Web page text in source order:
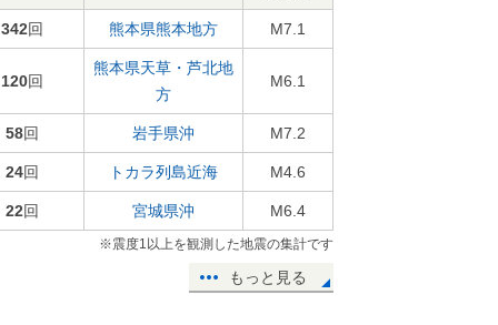
342回 熊本県熊本地方 M7.1
120回
熊本県天草・芦北地
方
M6.1
58回 岩手県沖 M7.2
24回 トカラ列島近海 M4.6
22回 宮城県沖 M6.4
※震度1以上を観測した地震の集計です
もっと見る